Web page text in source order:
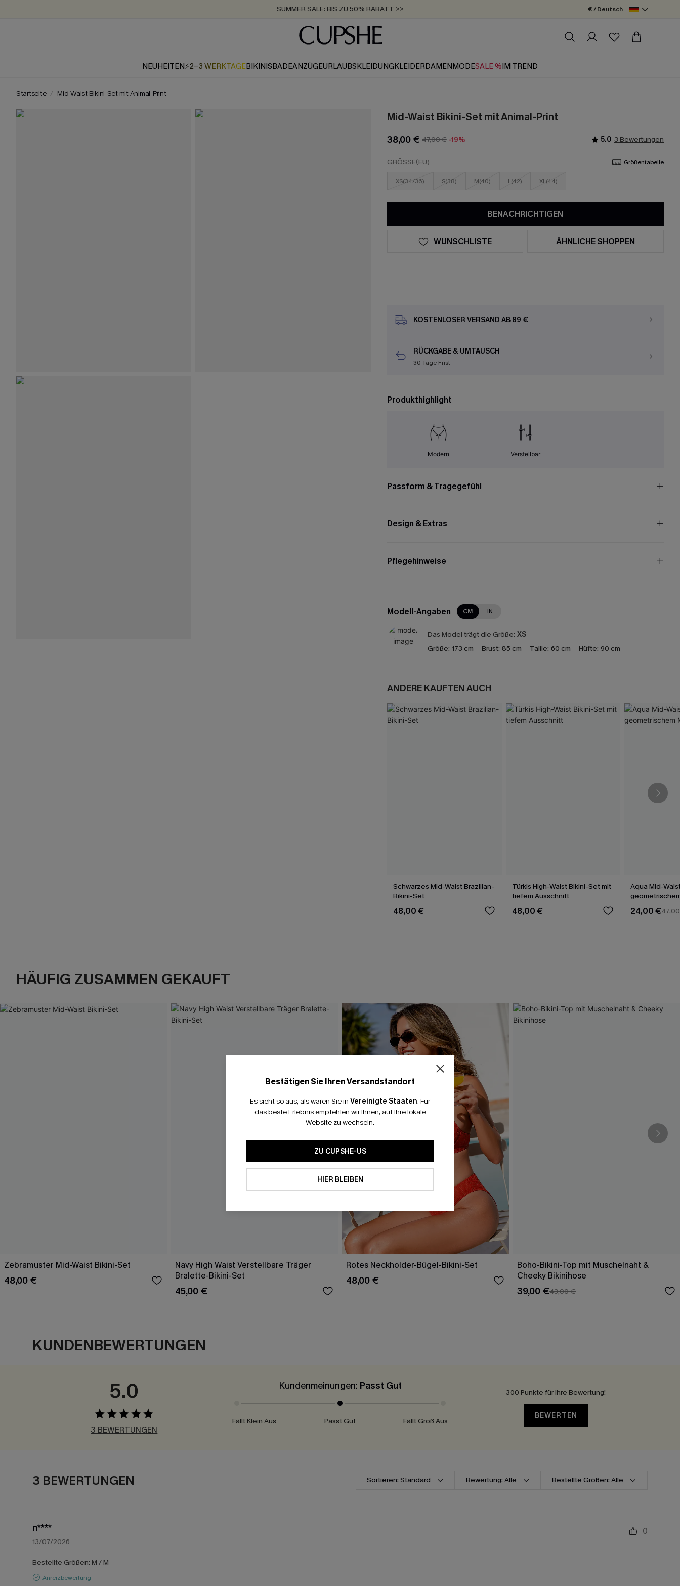
SUMMER SALE: BIS ZU 50% RABATT >>
ZUM NEWSLETTER:BIS ZU -20% EXTRA ERHALTEN
KOSTENLOSER VERSAND AB 89 €
€ / Deutsch
NEUHEITEN⚡2-3 WERKTAGEBIKINISBADEANZÜGEURLAUBSKLEIDUNGKLEIDERDAMENMODESALE %IM TREND
Startseite Mid-Waist Bikini-Set mit Animal-Print
Mid-Waist Bikini-Set mit Animal-Print
38,00 € 47,00 € -19% 5.0 3 Bewertungen
GRÖSSE(EU) Größentabelle
XS(34/36) S(38) M(40) L(42) XL(44)
BENACHRICHTIGEN
WUNSCHLISTE ÄHNLICHE SHOPPEN
KOSTENLOSER VERSAND AB 89 €
RÜCKGABE & UMTAUSCH
30 Tage Frist
Produkthighlight
Modern Verstellbar
Passform & Tragegefühl
Design & Extras
Pflegehinweise
Modell-Angaben CM IN
Das Model trägt die Größe: XS
Größe: 173 cm Brust: 85 cm Taille: 60 cm Hüfte: 90 cm
ANDERE KAUFTEN AUCH
Schwarzes Mid-Waist Brazilian-
Bikini-Set
48,00 €
Türkis High-Waist Bikini-Set mit
tiefem Ausschnitt
48,00 €
Aqua Mid-
24,00 €
HÄUFIG ZUSAMMEN GEKAUFT
Zebramuster Mid-Waist Bikini-Set
48,00 €
Navy High Waist Verstellbare Träger
Bralette-Bikini-Set
45,00 €
Rotes Neckholder-Bügel-Bikini-Set
48,00 €
Boho-Bikini-Top mit Muschelnaht &
Cheeky Bikinihose
39,00 €43,00 €
KUNDENBEWERTUNGEN
5.0
3 BEWERTUNGEN
Kundenmeinungen: Passt Gut
Fällt Klein Aus Passt Gut Fällt Groß Aus
300 Punkte für Ihre Bewertung!
BEWERTEN
3 BEWERTUNGEN Sortieren: Standard Bewertung: Alle Bestellte Größen: Alle
n****
13/07/2026
Bestellte Größen: M / M
Anreizbewertung
0
Bestätigen Sie Ihren Versandstandort
Es sieht so aus, als wären Sie in Vereinigte Staaten. Für
das beste Erlebnis empfehlen wir Ihnen, auf Ihre lokale
Website zu wechseln.
ZU CUPSHE-US
HIER BLEIBEN